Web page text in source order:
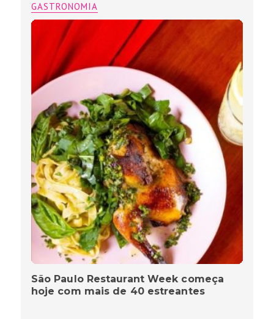
GASTRONOMIA
São Paulo Restaurant Week começa
hoje com mais de 40 estreantes